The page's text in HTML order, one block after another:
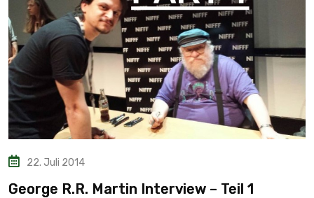
22. Juli 2014
George R.R. Martin Interview – Teil 1